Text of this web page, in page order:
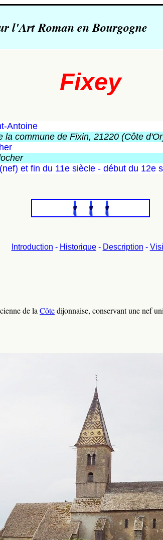
l'Art Roman en Bourgogne
Fixey
Antoine
la commune de Fixin, 21220 (Côte
et fin du 11e siècle - début du 12e
Introduction - Historique- Description -
de la Côtedijonnaise, conservant une nef